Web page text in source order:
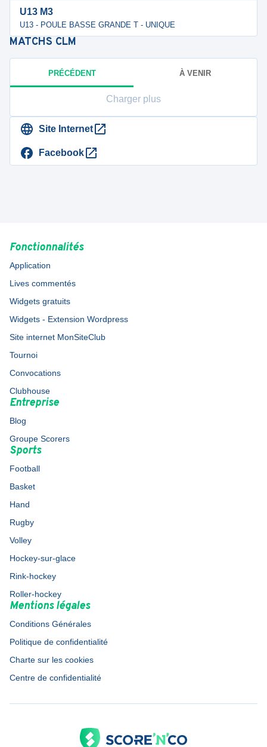
U13 M3
U13 - POULE BASSE GRANDE T - UNIQUE
MATCHS CLM
PRÉCÉDENT À VENIR
Charger plus
Site Internet
Facebook
Fonctionnalités
Application
Lives commentés
Widgets gratuits
Widgets - Extension Wordpress
Site internet MonSiteClub
Tournoi
Convocations
Clubhouse
Entreprise
Blog
Groupe Scorers
Sports
Football
Basket
Hand
Rugby
Volley
Hockey-sur-glace
Rink-hockey
Roller-hockey
Mentions légales
Conditions Générales
Politique de confidentialité
Charte sur les cookies
Centre de confidentialité